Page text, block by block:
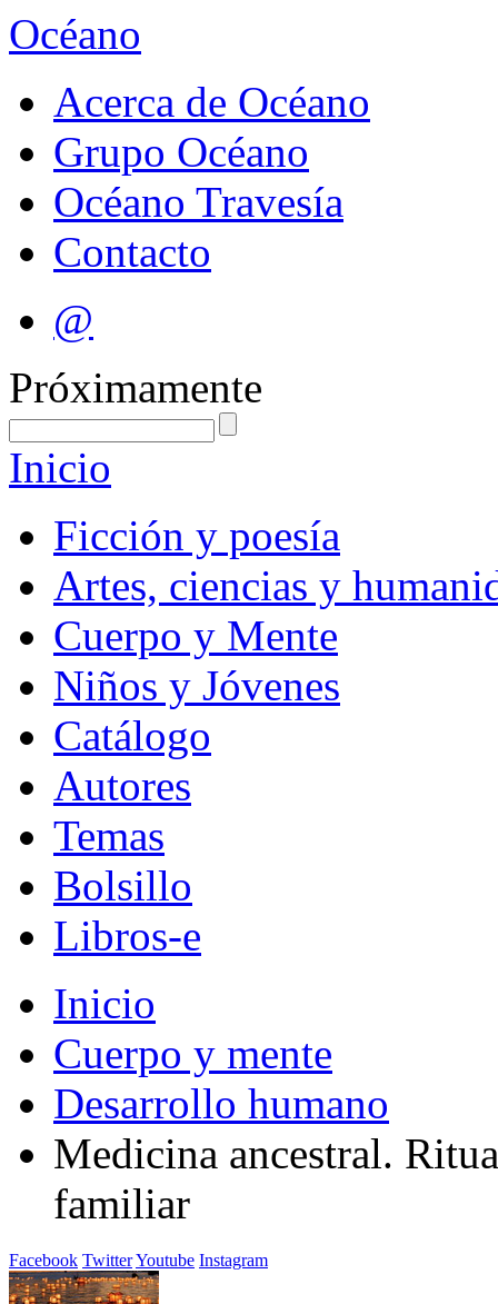
Océano
Acerca de Océano
Grupo Océano
Océano Travesía
Contacto
@
Próximamente
Inicio
Ficción y poesía
Artes, ciencias y
Cuerpo y Mente
Niños y Jóvenes
Catálogo
Autores
Temas
Bolsillo
Libros-e
Inicio
Cuerpo y mente
Desarrollo humano
Medicina ancestral.
familiar
Facebook TwitterYoutube Instagram